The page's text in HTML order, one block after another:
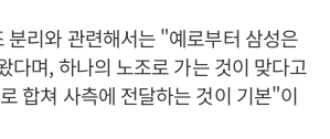
분리와 관련해서는 "예로부터 삼성은
다며, 하나의 노조로 가는 것이 맞다고
합쳐 사측에 전달하는 것이 기본"이